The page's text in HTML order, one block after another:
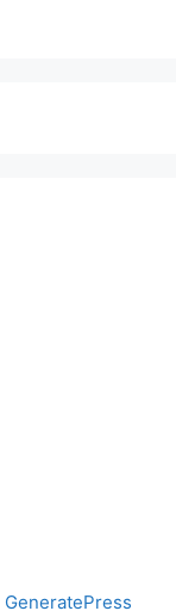
GeneratePress